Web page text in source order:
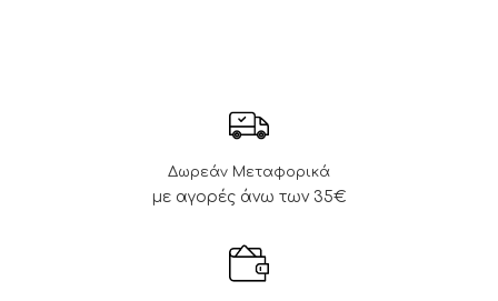
Δωρεάν Μεταφορικά
με αγορές άνω των 35€